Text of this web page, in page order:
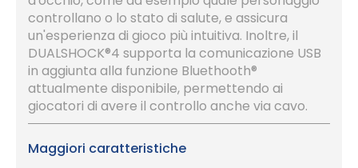
controllano o lo stato di salute, e assicura
un'esperienza di gioco più intuitiva. Inoltre, il
DUALSHOCK®4 supporta la comunicazione USB
in aggiunta alla funzione Bluethooth®
attualmente disponibile, permettendo ai
giocatori di avere il controllo anche via cavo.
Maggiori caratteristiche